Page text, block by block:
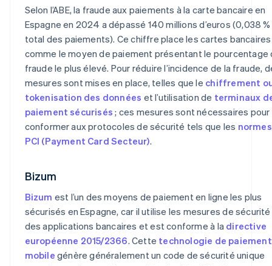
Selon l’ABE, la fraude aux paiements à la carte bancaire en
Espagne en 2024 a dépassé 140 millions d’euros (0,038
total des paiements). Ce chiffre place les cartes bancaires
comme le moyen de paiement présentant le pourcentage
fraude le plus élevé. Pour réduire l’incidence de la fraude,
mesures sont mises en place, telles que le chiffrement
tokenisation des données et l’utilisation de terminaux
paiement sécurisés ; ces mesures sont nécessaires pour
conformer aux protocoles de sécurité tels que les normes
PCI (Payment Card Secteur).
Bizum
Bizum est l’un des moyens de paiement en ligne les plus
sécurisés en Espagne, car il utilise les mesures de sécurité
des applications bancaires et est conforme à la directive
européenne 2015/2366. Cette technologie de paiement
mobile génère généralement un code de sécurité unique